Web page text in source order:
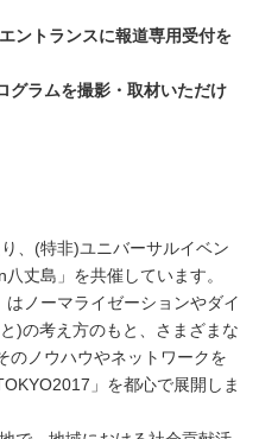
ランスに報道専用受付を
ムを撮影・取材いただけ
、(特非)ユニバーサルイベン
丈島」を共催しています。
はノーマライゼーションやダイ
)の考え方のもと、さまざまな
のノウハウやネットワークを
」を都心で展開しま